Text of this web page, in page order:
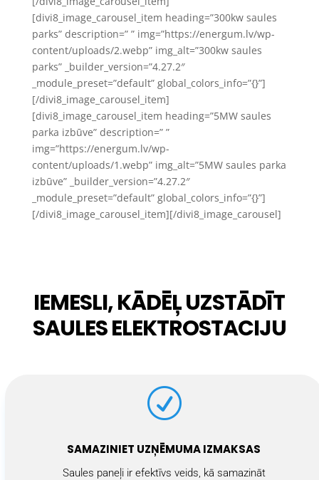
[divi8_image_carousel_item heading=”300kw saules
parks” description=” ” img=”https://energum.lv/wp-
content/uploads/2.webp” img_alt=”300kw saules
parks” _builder_version=”4.27.2″
_module_preset=”default” global_colors_info=”{}”]
[/divi8_image_carousel_item]
[divi8_image_carousel_item heading=”5MW saules
parka izbūve” description=” ”
img=”https://energum.lv/wp-
content/uploads/1.webp” img_alt=”5MW saules parka
izbūve” _builder_version=”4.27.2″
_module_preset=”default” global_colors_info=”{}”]
[/divi8_image_carousel_item][/divi8_image_carousel]
IEMESLI, KĀDĒĻ UZSTĀDĪT
SAULES ELEKTROSTACIJU
R
SAMAZINIET UZŅĒMUMA IZMAKSAS
Saules paneļi ir efektīvs veids, kā samazināt